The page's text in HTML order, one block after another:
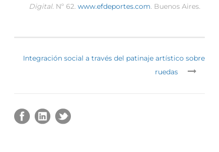
Digital. Nº 62. www.efdeportes.com. Buenos Aires.
Integración social a través del patinaje artístico sobre
ruedas